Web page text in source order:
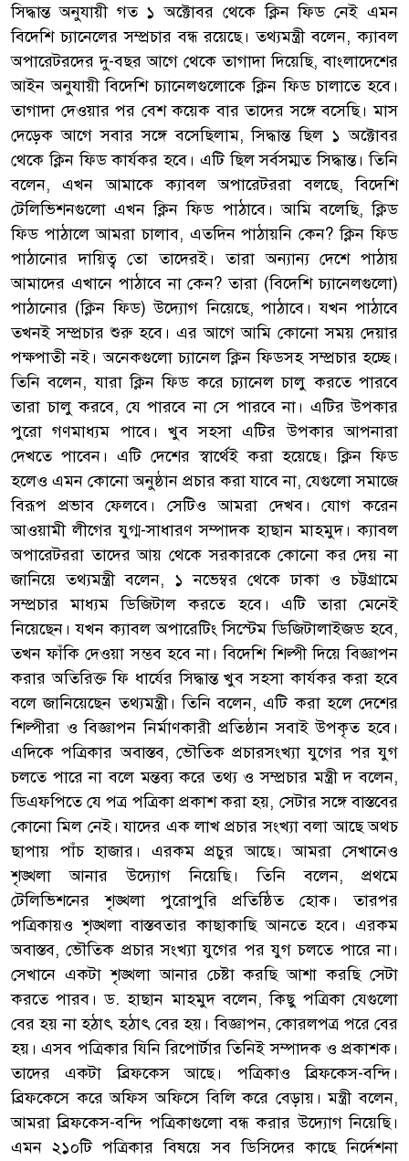
সিদ্ধান্ত অনুযায়ী গত ১ অক্টোবর থেকে ক্লিন ফিড নেই এমন
বিদেশি চ্যানেলের সম্প্রচার বন্ধ রয়েছে। তথ্যমন্ত্রী বলেন, ক্যাবল
অপারেটরদের দু-বছর আগে থেকে তাগাদা দিয়েছি, বাংলাদেশের
আইন অনুযায়ী বিদেশি চ্যানেলগুলোকে ক্লিন ফিড চালাতে হবে।
তাগাদা দেওয়ার পর বেশ কয়েক বার তাদের সঙ্গে বসেছি। মাস
দেড়েক আগে সবার সঙ্গে বসেছিলাম, সিদ্ধান্ত ছিল ১ অক্টোবর
থেকে ক্লিন ফিড কার্যকর হবে। এটি ছিল সর্বসম্মত সিদ্ধান্ত। তিনি
বলেন, এখন আমাকে ক্যাবল অপারেটররা বলছে, বিদেশি
টেলিভিশনগুলো এখন ক্লিন ফিড পাঠাবে। আমি বলেছি, ক্লিড
ফিড পাঠালে আমরা চালাব, এতদিন পাঠায়নি কেন? ক্লিন ফিড
পাঠানোর দায়িত্ব তো তাদেরই। তারা অন্যান্য দেশে পাঠায়
আমাদের এখানে পাঠাবে না কেন? তারা (বিদেশি চ্যানেলগুলো)
পাঠানোর (ক্লিন ফিড) উদ্যোগ নিয়েছে, পাঠাবে। যখন পাঠাবে
তখনই সম্প্রচার শুরু হবে। এর আগে আমি কোনো সময় দেয়ার
পক্ষপাতী নই। অনেকগুলো চ্যানেল ক্লিন ফিডসহ সম্প্রচার হচ্ছে।
তিনি বলেন, যারা ক্লিন ফিড করে চ্যানেল চালু করতে পারবে
তারা চালু করবে, যে পারবে না সে পারবে না। এটির উপকার
পুরো গণমাধ্যম পাবে। খুব সহসা এটির উপকার আপনারা
দেখতে পাবেন। এটি দেশের স্বার্থেই করা হয়েছে। ক্লিন ফিড
হলেও এমন কোনো অনুষ্ঠান প্রচার করা যাবে না, যেগুলো সমাজে
বিরূপ প্রভাব ফেলবে। সেটিও আমরা দেখব। যোগ করেন
আওয়ামী লীগের যুগ্ম-সাধারণ সম্পাদক হাছান মাহমুদ। ক্যাবল
অপারেটররা তাদের আয় থেকে সরকারকে কোনো কর দেয় না
জানিয়ে তথ্যমন্ত্রী বলেন, ১ নভেম্বর থেকে ঢাকা ও চট্টগ্রামে
সম্প্রচার মাধ্যম ডিজিটাল করতে হবে। এটি তারা মেনেই
নিয়েছেন। যখন ক্যাবল অপারেটিং সিস্টেম ডিজিটালাইজড হবে,
তখন ফাঁকি দেওয়া সম্ভব হবে না। বিদেশি শিল্পী দিয়ে বিজ্ঞাপন
করার অতিরিক্ত ফি ধার্যের সিদ্ধান্ত খুব সহসা কার্যকর করা হবে
বলে জানিয়েছেন তথ্যমন্ত্রী। তিনি বলেন, এটি করা হলে দেশের
শিল্পীরা ও বিজ্ঞাপন নির্মাণকারী প্রতিষ্ঠান সবাই উপকৃত হবে।
এদিকে পত্রিকার অবাস্তব, ভৌতিক প্রচারসংখ্যা যুগের পর যুগ
চলতে পারে না বলে মন্তব্য করে তথ্য ও সম্প্রচার মন্ত্রী দ বলেন,
ডিএফপিতে যে পত্র পত্রিকা প্রকাশ করা হয়, সেটার সঙ্গে বাস্তবের
কোনো মিল নেই। যাদের এক লাখ প্রচার সংখ্যা বলা আছে অথচ
ছাপায় পাঁচ হাজার। এরকম প্রচুর আছে। আমরা সেখানেও
শৃঙ্খলা আনার উদ্যোগ নিয়েছি। তিনি বলেন, প্রথমে
টেলিভিশনের শৃঙ্খলা পুরোপুরি প্রতিষ্ঠিত হোক। তারপর
পত্রিকায়ও শৃঙ্খলা বাস্তবতার কাছাকাছি আনতে হবে। এরকম
অবাস্তব, ভৌতিক প্রচার সংখ্যা যুগের পর যুগ চলতে পারে না।
সেখানে একটা শৃঙ্খলা আনার চেষ্টা করছি আশা করছি সেটা
করতে পারব। ড. হাছান মাহমুদ বলেন, কিছু পত্রিকা যেগুলো
বের হয় না হঠাৎ হঠাৎ বের হয়। বিজ্ঞাপন, কোরলপত্র পরে বের
হয়। এসব পত্রিকার যিনি রিপোর্টার তিনিই সম্পাদক ও প্রকাশক।
তাদের একটা ব্রিফকেস আছে। পত্রিকাও ব্রিফকেস-বন্দি।
ব্রিফকেসে করে অফিস অফিসে বিলি করে বেড়ায়। মন্ত্রী বলেন,
আমরা ব্রিফকেস-বন্দি পত্রিকাগুলো বন্ধ করার উদ্যোগ নিয়েছি।
এমন ২১০টি পত্রিকার বিষয়ে সব ডিসিদের কাছে নির্দেশনা